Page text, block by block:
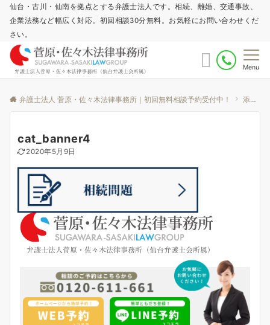
仙台・古川・仙南を拠点とする弁護士法人です。相続、離婚、交通事故、
企業法務など幅広く対応。初回相談30分無料。お気軽にお問い合わせくだ
さい。
Menu
弁護士法人 菅原・佐々木法律事務所｜初回無料相談予約受付中！ 添付ファイル
cat_banner4
2020年5月9日